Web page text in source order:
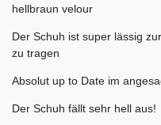
hellbraun velour
Der Schuh ist super lässig
zu tragen
Absolut up to Date im
Der Schuh fällt sehr hell aus!